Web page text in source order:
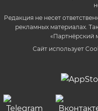
Редакция не несет
рекламных материалах.
«Партнёрский
Сайт использует